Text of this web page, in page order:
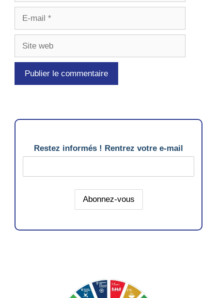
Restez informés ! Rentrez votre e-mail